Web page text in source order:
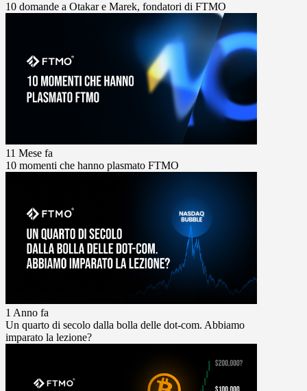
10 domande a Otakar e Marek, fondatori di FTMO
11 Mese fa
10 momenti che hanno plasmato FTMO
1 Anno fa
Un quarto di secolo dalla bolla delle dot-com. Abbiamo
imparato la lezione?